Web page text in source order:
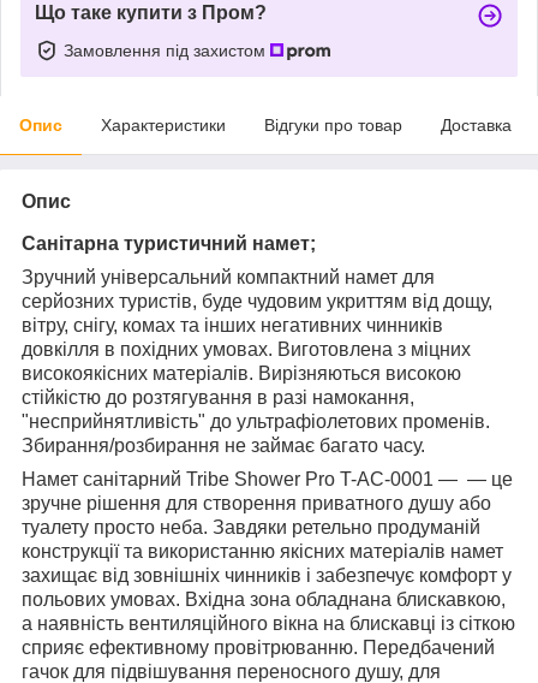
Що таке купити з Пром?
Замовлення під захистом
Опис Характеристики Відгуки про товар Доставка
Опис
Санітарна туристичний намет;
Зручний універсальний компактний намет для
серйозних туристів, буде чудовим укриттям від дощу,
вітру, снігу, комах та інших негативних чинників
довкілля в похідних умовах. Виготовлена з міцних
високоякісних матеріалів. Вирізняються високою
стійкістю до розтягування в разі намокання,
"несприйнятливість" до ультрафіолетових променів.
Збирання/розбирання не займає багато часу.
Намет санітарний Tribe Shower Pro T-AC-0001 — — це
зручне рішення для створення приватного душу або
туалету просто неба. Завдяки ретельно продуманій
конструкції та використанню якісних матеріалів намет
захищає від зовнішніх чинників і забезпечує комфорт у
польових умовах. Вхідна зона обладнана блискавкою,
а наявність вентиляційного вікна на блискавці із сіткою
сприяє ефективному провітрюванню. Передбачений
гачок для підвішування переносного душу, для